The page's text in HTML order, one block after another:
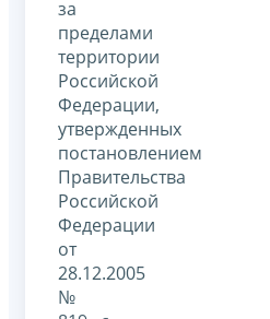
за
пределами
территории
Российской
Федерации,
утвержденных
постановлением
Правительства
Российской
Федерации
от
28.12.2005
№